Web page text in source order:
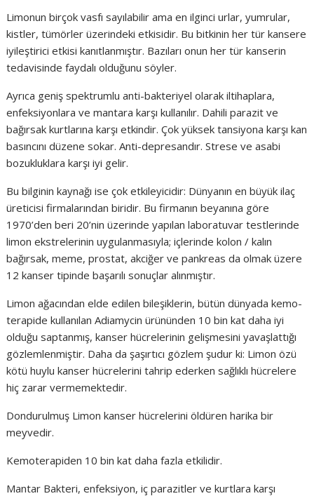
Limonun birçok vasfı sayılabilir ama en ilginci urlar, yumrular,
kistler, tümörler üzerindeki etkisidir. Bu bitkinin her tür kansere
iyileştirici etkisi kanıtlanmıştır. Bazıları onun her tür kanserin
tedavisinde faydalı olduğunu söyler.
Ayrıca geniş spektrumlu anti-bakteriyel olarak iltihaplara,
enfeksiyonlara ve mantara karşı kullanılır. Dahili parazit ve
bağırsak kurtlarına karşı etkindir. Çok yüksek tansiyona karşı kan
basıncını düzene sokar. Anti-depresandır. Strese ve asabi
bozukluklara karşı iyi gelir.
Bu bilginin kaynağı ise çok etkileyicidir: Dünyanın en büyük ilaç
üreticisi firmalarından biridir. Bu firmanın beyanına göre
1970’den beri 20’nin üzerinde yapılan laboratuvar testlerinde
limon ekstrelerinin uygulanmasıyla; içlerinde kolon / kalın
bağırsak, meme, prostat, akciğer ve pankreas da olmak üzere
12 kanser tipinde başarılı sonuçlar alınmıştır.
Limon ağacından elde edilen bileşiklerin, bütün dünyada kemo-
terapide kullanılan Adiamycin ürününden 10 bin kat daha iyi
olduğu saptanmış, kanser hücrelerinin gelişmesini yavaşlattığı
gözlemlenmiştir. Daha da şaşırtıcı gözlem şudur ki: Limon özü
kötü huylu kanser hücrelerini tahrip ederken sağlıklı hücrelere
hiç zarar vermemektedir.
Dondurulmuş Limon kanser hücrelerini öldüren harika bir
meyvedir.
Kemoterapiden 10 bin kat daha fazla etkilidir.
Mantar Bakteri, enfeksiyon, iç parazitler ve kurtlara karşı